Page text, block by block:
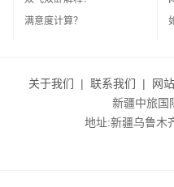
满意度计算？
关于我们 | 联系我们 | 网
新疆中旅国
地址:新疆乌鲁木